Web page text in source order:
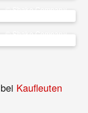
bei Kaufleuten